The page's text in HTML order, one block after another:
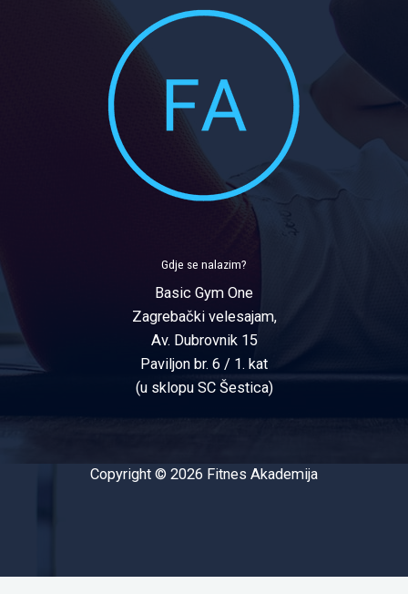
Gdje se nalazim?
Basic Gym One
Zagrebački velesajam,
Av. Dubrovnik 15
Paviljon br. 6 / 1. kat
(u sklopu SC Šestica)
Copyright © 2026 Fitnes Akademija